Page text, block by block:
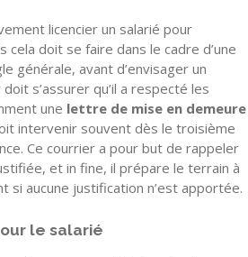
licencier un salarié pour
cela doit se faire dans le cadre d’une
générale, avant d’envisager un
s’assurer qu’il a respecté les
une lettre de mise en demeure
intervenir souvent dès le troisième
Ce courrier a pour but de rappeler
et in fine, il prépare le terrain à
si aucune justification n’est apportée.
le salarié